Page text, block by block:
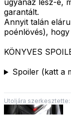
ugyanaz lesz-e,
garantált.
Annyit talán
poénlövés),
KÖNYVES
Spoiler (katt a
Utoljára szerkesztette: